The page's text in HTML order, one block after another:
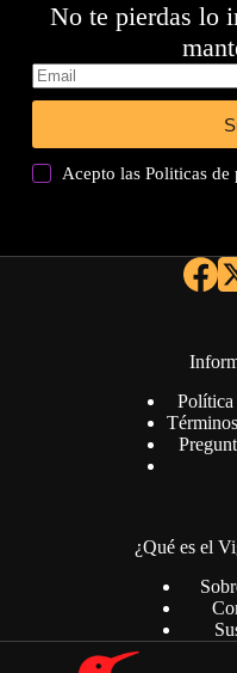
No te pierdas lo
Acepto lasPoliticas de
Política
¿Qué es el